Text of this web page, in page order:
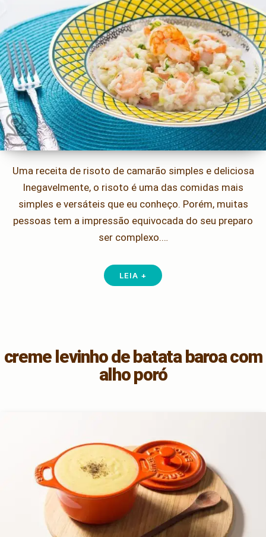
Uma receita de risoto de camarão simples e deliciosa
Inegavelmente, o risoto é uma das comidas mais
simples e versáteis que eu conheço. Porém, muitas
pessoas tem a impressão equivocada do seu preparo
ser complexo.…
LEIA +
creme levinho de batata baroa com
alho poró